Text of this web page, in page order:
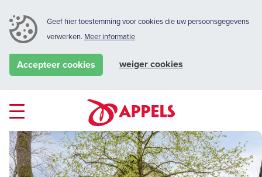
Geef hier toestemming voor cookies die uw persoonsgegevens
verwerken. Meer informatie
Accepteer cookies weiger cookies